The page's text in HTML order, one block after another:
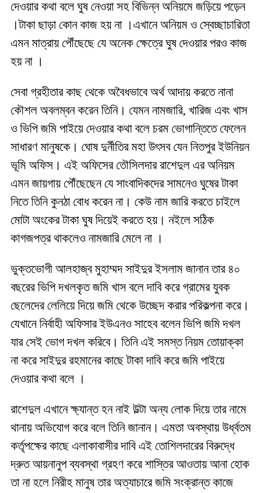
দেওয়ার কথা বলে ঘুষ নেওয়া সহ বিভিন্ন অনিয়মে জড়িয়ে পড়েন
।টাকা ছাড়া কোন কাজ হয় না ।এখানে অনিয়ম ও স্বেচ্ছাচারিতা
এমন মাত্রায় পৌঁছেছে যে অনেক ক্ষেত্রে ঘুষ দেওয়ার পরও কাজ
হয় না ।
সেবা গ্রহীতার কাছ থেকে অবৈধভাবে অর্থ আদায় করতে নানা
কৌশল অবলম্বন করেন তিনি। যেমন নামজারি, খারিজ এবং খাস
ও ভিপি জমি পাইয়ে দেওয়ার কথা বলে চরম ভোগান্তিতে ফেলেন
সাধারণ মানুষকে। ঘোষ দুর্নীতির মহা উৎসব যেন নিতপুর ইউনিয়ন
ভূমি অফিস। এই অফিসের তৌসিলদার রাশেদুল এর অনিয়ম
এমন জায়গায় পৌঁছেছেন যে সাংবাদিকদের সামনেও ঘুষের টাকা
নিতে তিনি কুনঠা বোধ করেন না। কেউ নাম জারি করতে চাইলে
মোটা অংকের টাকা ঘুষ দিয়েই করতে হয়। নইলে সঠিক
কাগজপত্র থাকলেও নামজারি মেলে না ।
ভুক্তভোগী আলহাজ্ব মুহাম্মদ সাইদুর ইসলাম জানান তার ৪০
বছরের ভিপি দখলকৃত জমি খাস বলে দাবি করে গ্রামের যুবক
ছেলেদের লেলিয়ে দিয়ে জমি থেকে উচ্ছেদ করার পরিকল্পনা করে।
যেখানে নির্বাহী অফিসার ইউএনও সাহেব বলেন ভিপি জমি দখল
যার সেই ভোগ দখল করিবে। তিনি এই সমস্ত নিয়ম তোয়াক্কা
না করে সাইদুর রহমানের কাছে টাকা দাবি করে জমি পাইয়ে
দেওয়ার কথা বলে ।
রাশেদুল এখানে ক্ষ্যান্ত হন নাই উল্টা অন্য লোক দিয়ে তার নামে
থানায় অভিযোগ করে বলে তিনি জানান। এমতা অবস্থায় উর্ধ্বতম
কর্তৃপক্ষের কাছে এলাকাবাসীর দাবি এই তোশিলদারের বিরুদ্ধে
দ্রুত আয়নানুপ ব্যবস্থা গ্রহণ করে শাস্তির আওতায় আনা হোক
তা না হলে নিরীহ মানুষ তার অত্যাচারে জমি সংক্রান্ত কাজে